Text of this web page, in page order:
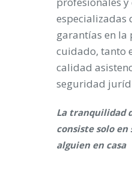
especializadas
garantías en la
cuidado, tanto
calidad
seguridad
La tranquilidad
consiste solo en
alguien en casa